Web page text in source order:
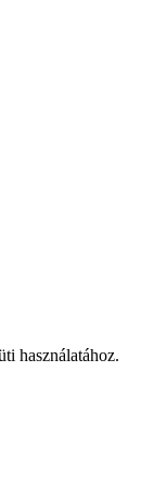
használatához.